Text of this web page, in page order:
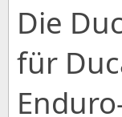
Die
für